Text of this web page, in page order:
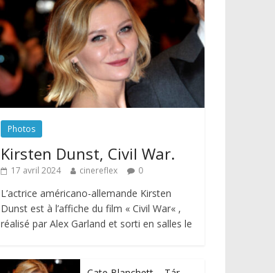
Photos
Kirsten Dunst, Civil War.
17 avril 2024 cinereflex 0
L’actrice américano-allemande Kirsten
Dunst est à l’affiche du film « Civil War« ,
réalisé par Alex Garland et sorti en salles le